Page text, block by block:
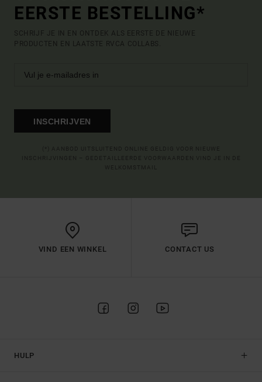
EERSTE BESTELLING*
SCHRIJF JE IN EN ONTDEK ALS EERSTE DE NIEUWE
PRODUCTEN EN LAATSTE RVCA COLLABS.
INSCHRIJVEN
VIND EEN WINKEL CONTACT US
HULP